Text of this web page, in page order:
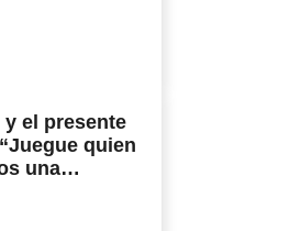
el presente
quien
una